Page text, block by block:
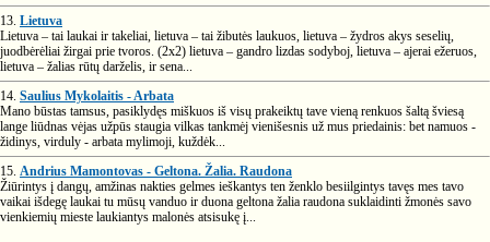
13. Lietuva
Lietuva – tai laukai ir takeliai, lietuva – tai žibutės laukuos, lietuva – žydros akys seselių,
juodbėrėliai žirgai prie tvoros. (2x2) lietuva – gandro lizdas sodyboj, lietuva – ajerai ežeruos,
lietuva – žalias rūtų darželis, ir sena...
14. Saulius Mykolaitis - Arbata
Mano būstas tamsus, pasiklydęs miškuos iš visų prakeiktų tave vieną renkuos šaltą šviesą
lange liūdnas vėjas užpūs staugia vilkas tankmėj vienišesnis už mus priedainis: bet namuos -
židinys, virduly - arbata mylimoji, kuždėk...
15. Andrius Mamontovas - Geltona. Žalia. Raudona
Žiūrintys į dangų, amžinas nakties gelmes ieškantys ten ženklo besiilgintys tavęs mes tavo
vaikai išdegę laukai tu mūsų vanduo ir duona geltona žalia raudona suklaidinti žmonės savo
vienkiemių mieste laukiantys malonės atsisukę į...